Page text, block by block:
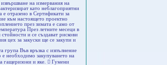
на измервания на
като неблагоприятни
отразено в Сертификати за
към настоящето проектно
през зимата е само от
През летните месеци в
и се създават рискови
цех за закуски ще се закупи и
група Във връзка с изпълнение
е необходимо закупуването на
гащеризони и яке.  Гумени